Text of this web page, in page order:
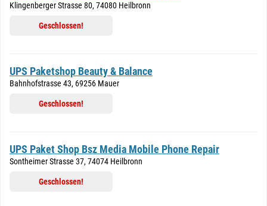
Klingenberger Strasse 80, 74080 Heilbronn
Geschlossen!
UPS Paketshop Beauty & Balance
Bahnhofstrasse 43, 69256 Mauer
Geschlossen!
UPS Paket Shop Bsz Media Mobile Phone Repair
Sontheimer Strasse 37, 74074 Heilbronn
Geschlossen!